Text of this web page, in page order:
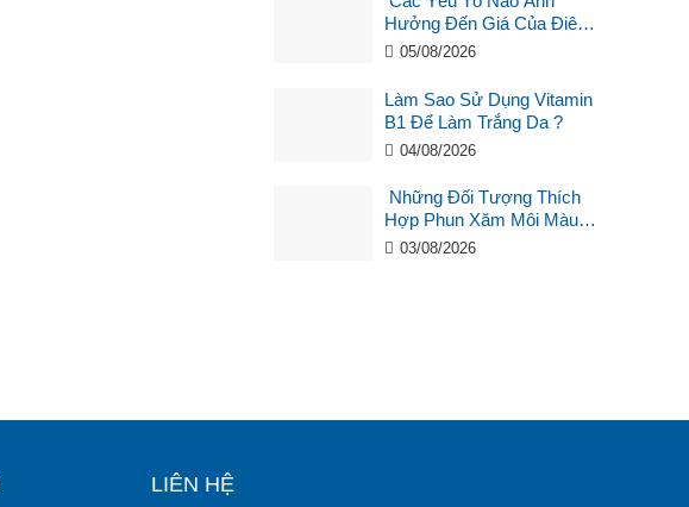
Hưởng Đến Giá Của Điêu
Khắc Chân Mày ?
05/08/2026
Làm Sao Sử Dụng Vitamin
B1 Để Làm Trắng Da ?
04/08/2026
Những Đối Tượng Thích
Hợp Phun Xăm Môi Màu
Hồng Cam San Hô?
03/08/2026
LIÊN HỆ